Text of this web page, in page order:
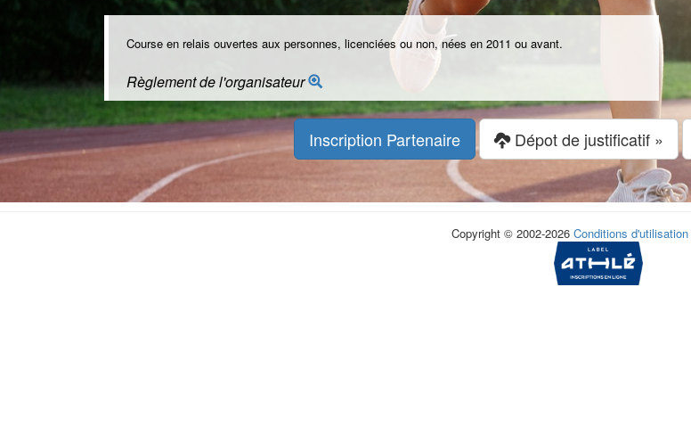
Course en relais ouvertes aux personnes, licenciées ou non, nées en 2011 ou avant.
Règlement de l'organisateur
Inscription Partenaire Dépot de justificatif »
Copyright © 2002-2026 Conditions d'utilisation